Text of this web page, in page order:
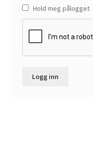
Hold meg pålogget
Logg inn